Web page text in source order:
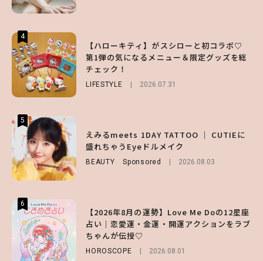
4
【ハローキティ】がスシローと初コラボ♡
第1弾の気になるメニュー＆限定グッズを総
チェック！
LIFESTYLE 2026.07.31
5
えみるmeets 1DAY TATTOO ｜ CUTIEに
盛れちゃうEyeドルメイク
BEAUTY Sponsored 2026.08.03
6
【2026年8月の運勢】Love Me Doの12星座
占い｜恋愛運・金運・開運アクションをラブ
ちゃんが伝授♡
HOROSCOPE 2026.08.01
4
【大原優乃】夏メイクはプレイフルに！ドキ
ッとしちゃう色っぽ“うるみ目”のつくり方
5
【SNIDEL】長濱ねるとロマンティックトラ
ッドな秋はじめ｜2026秋の新作コーデ4選
FASHION Sponsored 2026.07.10
6
【森香澄】理想のスタイルはどう作る？体型
キープの秘訣や夏の過ごし方など独占インタ
ビュー！
ENTERTAINMENT 2026.07.31
4
【夏ヘアのくずれ・うねりに】ヘアメイク夢
月直伝♡ ドライシャンプー「バティスト」
を使ったプロ級スタイリング3選
BEAUTY Sponsored
5
第1弾の気になるメニュー＆限定グッズを総
チェック！
2026.07.31
6
【GU】夏の“主役級”アイテム決定！ヘルシ
ー＆可愛すぎる「大人の肌見せ」トップス3
選
FASHION 2026.07.19